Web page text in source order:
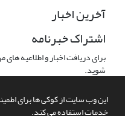
این وب سایت از کوکی ها برای
خدمات استفاده می کند.
آخرین اخبار
اشتراک خبرنامه
برای دریافت اخبار و اطلاعیه
شوید.